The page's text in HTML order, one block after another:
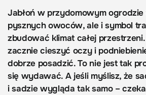
Jabłoń w przydomowym ogrodzie
pysznych owoców, ale i symbol
zbudować klimat całej
zacznie cieszyć oczy i
dobrze posadzić. To nie jest tak
się wydawać. A jeśli myślisz, że
i sadzie wygląda tak samo –